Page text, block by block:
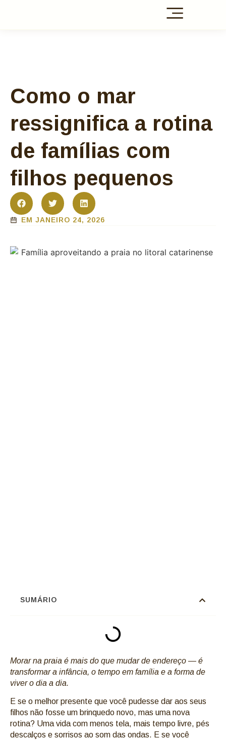
Como o mar
ressignifica a rotina
de famílias com
filhos pequenos
EM JANEIRO 24, 2026
Morar na praia é mais do que mudar de endereço — é
transformar a infância, o tempo em família e a forma de
viver o dia a dia.
E se o melhor presente que você pudesse dar aos seus
filhos não fosse um brinquedo novo, mas uma nova
rotina? Uma vida com menos tela, mais tempo livre, pés
descalços e sorrisos ao som das ondas. E se você
SUMÁRIO